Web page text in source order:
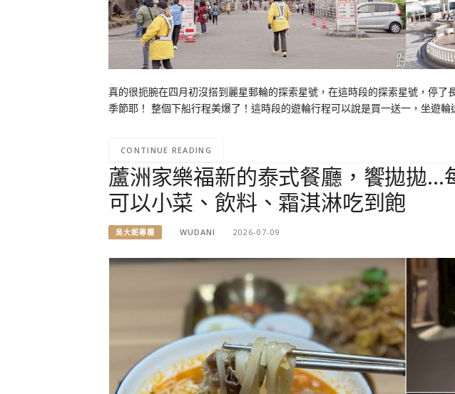
真的很扼腕在四月初沒搭到麗星郵輪的探索星號，在這時段的探索星號，停了
季節耶！ 整個下船行程美爆了！這時段的遊輪行程可以說是買一送一，坐遊輪
CONTINUE READING
蘆洲家樂福新的泰式餐廳，饗拋拋…
可以小菜、飲料、霜淇淋吃到飽
吳大妮專欄 WUDANI 2026-07-09